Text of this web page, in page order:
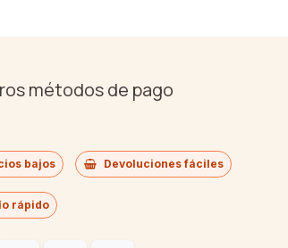
métodos de pago
bajos Devoluciones fáciles
rápido